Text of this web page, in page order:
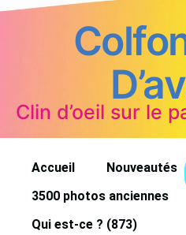
Clin d’oeil sur le
Accueil
Nouveautés
3500 photos anciennes
Qui est-ce ? (873)